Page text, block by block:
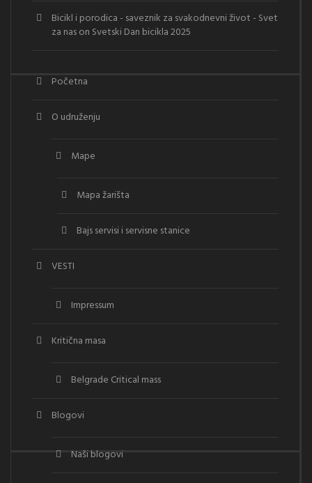
Bicikl i porodica - saveznik za svakodnevni život - Svet
za nason Svetski Dan bicikla 2025
Početna
O udruženju
Mape
Mapa žarišta
Bajs servisi i servisne stanice
VESTI
Impressum
Kritična masa
Belgrade Critical mass
Blogovi
Naši blogovi